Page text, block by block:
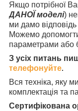
Якщо потрібної
ДАНОЇ моделі)
ми дамо
Можемо
параметрами або
З усіх питань
телефонуйте.
Вся техніка, яку
комплектація та
Сертифікована